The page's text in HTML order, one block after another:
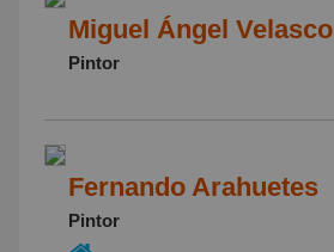
Miguel Ángel Velasco
Pintor
Fernando Arahuetes
Pintor